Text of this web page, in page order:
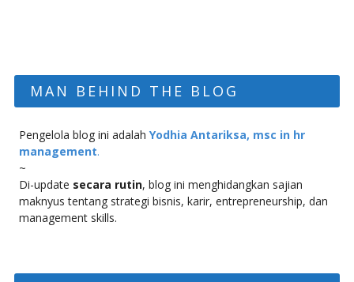
MAN BEHIND THE BLOG
Pengelola blog ini adalah Yodhia Antariksa, msc in hr
management.
~
Di-update secara rutin, blog ini menghidangkan sajian
maknyus tentang strategi bisnis, karir, entrepreneurship, dan
management skills.